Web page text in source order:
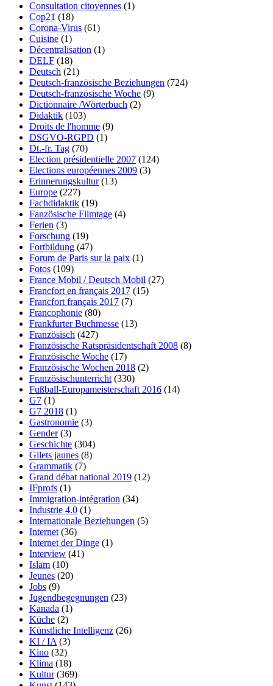
Consultation citoyennes (1)
Cop21 (18)
Corona-Virus (61)
Cuisine (1)
Décentralisation (1)
DELF (18)
Deutsch (21)
Deutsch-französische Beziehungen (724)
Deutsch-französische Woche (9)
Dictionnaire /Wörterbuch (2)
Didaktik (103)
Droits de l'homme (9)
DSGVO-RGPD (1)
Dt.-fr. Tag (70)
Election présidentielle 2007 (124)
Elections européennes 2009 (3)
Erinnerungskultur(13)
Europe (227)
Fachdidaktik (19)
Fanzösische Filmtage (4)
Ferien (3)
Forschung (19)
Fortbildung (47)
Forum de Paris sur la paix (1)
Fotos (109)
France Mobil / Deutsch Mobil (27)
Francfort en français 2017 (15)
Francfort français 2017 (7)
Francophonie (80)
Frankfurter Buchmesse (13)
Französisch (427)
Französische Ratspräsidentschaft 2008 (8)
Französische Woche (17)
Französische Wochen 2018 (2)
Französischunterricht (330)
Fußball-Europameisterschaft 2016 (14)
G7 (1)
G7 2018 (1)
Gastronomie (3)
Gender(3)
Geschichte (304)
Gilets jaunes (8)
Grammatik (7)
Grand débat national 2019 (12)
IFprofs (1)
Immigration-intégration (34)
Industrie 4.0 (1)
Internationale Beziehungen (5)
Internet (36)
Internet der Dinge (1)
Interview (41)
Islam (10)
Jeunes (20)
Jobs (9)
Jugendbegegnungen (23)
Kanada (1)
Küche (2)
Künstliche Intelligenz (26)
KI / IA (3)
Kino (32)
Klima (18)
Kultur(369)